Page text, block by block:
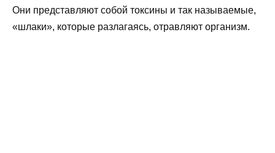
Они представляют собой токсины и так называемые,
«шлаки», которые разлагаясь, отравляют организм.